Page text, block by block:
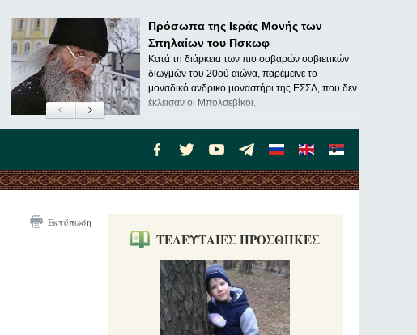
Πρόσωπα της Ιεράς Μονής των
Σπηλαίων του Πσκωφ
Κατά τη διάρκεια των πιο σοβαρών σοβιετικών
διωγμών του 20ού αιώνα, παρέμεινε το
μοναδικό ανδρικό μοναστήρι της ΕΣΣΔ, που δεν
έκλεισαν οι Μπολσεβίκοι.
Εκτύπωση
ΤΕΛΕΥΤΑΙΕΣ ΠΡΟΣΘΗΚΕΣ